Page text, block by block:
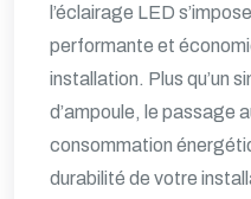
l’éclairage LED
performante et
installation. Plus qu’un
d’ampoule, le passage
consommation
durabilité de votre